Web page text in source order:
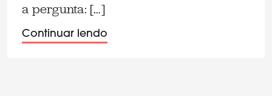
a pergunta: […]
Continuar lendo